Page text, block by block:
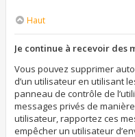
Haut
Je continue à recevoir des
Vous pouvez supprimer
d’un utilisateur en utilisant
panneau de contrôle de
messages privés de
utilisateur, rapportez ces
empêcher un utilisateur